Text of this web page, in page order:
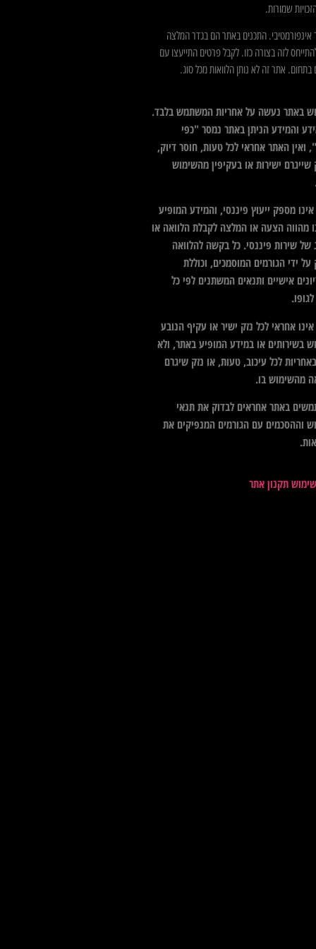
שמורות.
אינפורמטיבי. התכנים באתר הם בגדר המלצה
לזה בצורה כזו. לקבל פרטים התייעצו עם
בתחום. אתר זה לא נותן הלוואות מכל סוג.
באתר נעשה על אחריות המשתמש בלבד.
והמידע הניתן באתר נמסר "כפי
ואין האתר אחראי לכל טעות, חוסר דיוק,
שייגרם ישירות או בעקיפין מהשימוש
מספק ייעוץ פיננסי, והמידע המופיע
מהווה הצעה או המלצה לקבלת הלוואה או
של שירות פיננסי. כל בקשה להלוואה
על ידי הגורמים המוסמכים, וכוללת
אישיים ותנאים המשתנים לפי כל
אחראי לכל נזק ישיר או עקיף הנובע
בשירותים או במידע המופיע באתר, ולא
לכל עיכוב, טעות, או נזק שיגרם
מהשימוש בו.
באתר אחראים לבדוק את תנאי
וההסכמים עם הגורמים המנפיקים את
תקנון אתר